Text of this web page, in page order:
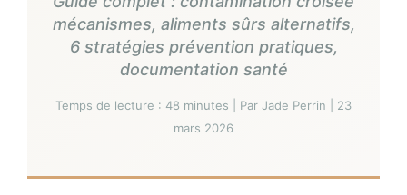
mécanismes, aliments sûrs alternatifs,
6 stratégies prévention pratiques,
documentation santé
Temps de lecture : 48 minutes | Par Jade Perrin | 23
mars 2026